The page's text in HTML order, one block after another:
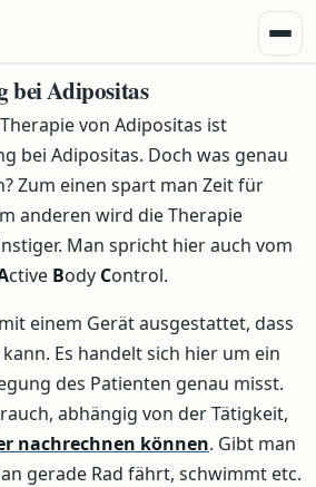
bei Adipositas
von Adipositas ist
bei Adipositas. Doch was genau
Zum einen spart man Zeit für
anderen wird die Therapie
Man spricht hier auch vom
ctive Body Control.
einem Gerät ausgestattet, dass
Es handelt sich hier um ein
des Patienten genau misst.
abhängig von der Tätigkeit,
nachrechnen können. Gibt man
gerade Rad fährt, schwimmt etc.